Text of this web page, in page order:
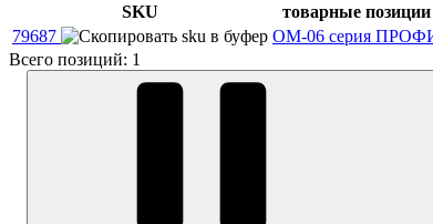
SKU
товарные позиции
79687
ОМ-06 серия
Всего позиций: 1